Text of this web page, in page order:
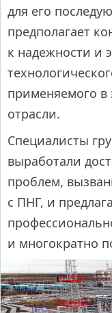
для его
предполагает
к надежности и
применяемого в
отрасли.
Специалисты
выработали
проблем,
с ПНГ, и
и многократно